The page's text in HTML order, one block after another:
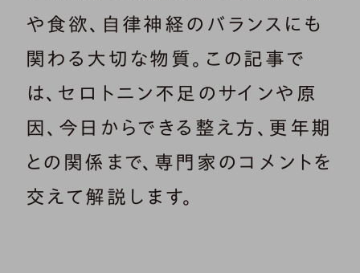
や食欲、自律神経のバランスにも
関わる大切な物質。この記事で
は、セロトニン不足のサインや原
因、今日からできる整え方、更年期
との関係まで、専門家のコメントを
交えて解説します。